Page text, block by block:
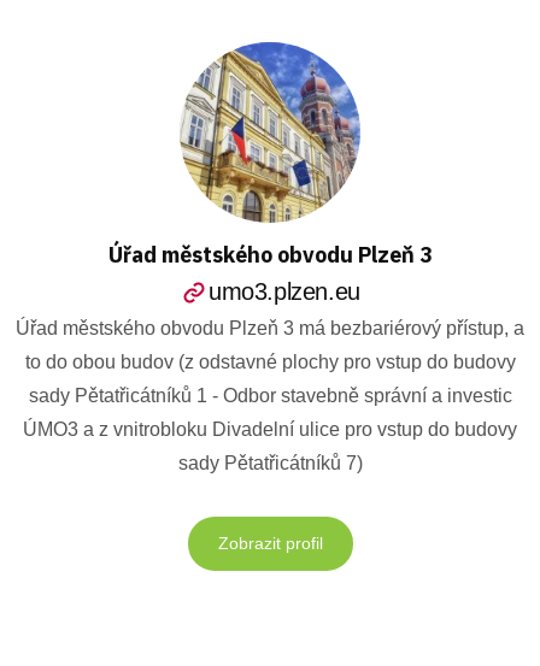
Úřad městského obvodu Plzeň 3
umo3.plzen.eu
Úřad městského obvodu Plzeň 3 má bezbariérový přístup, a
to do obou budov (z odstavné plochy pro vstup do budovy
sady Pětatřicátníků 1 - Odbor stavebně správní a investic
ÚMO3 a z vnitrobloku Divadelní ulice pro vstup do budovy
sady Pětatřicátníků 7)
Zobrazit profil